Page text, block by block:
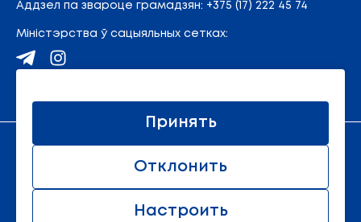
Аддзел па звароце грамадзян: +375 (17) 222 45 74
Міністэрства ў сацыяльных сетках:
© 2011 - 2026 Міністэрства адукацыі Рэспублікі
Настроить
Отклонить
Принять